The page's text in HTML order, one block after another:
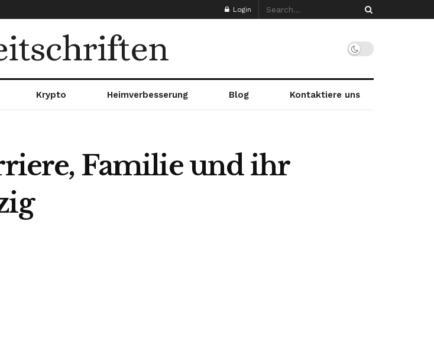
Login
Krypto Heimverbesserung Blog Kontaktiere uns
Familie und ihr